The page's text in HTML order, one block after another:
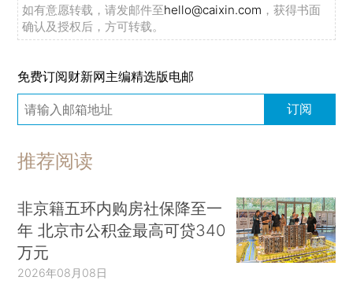
如有意愿转载，请发邮件至hello@caixin.com ，获得书面
确认及授权后，方可转载。
免费订阅财新网主编精选版电邮
订阅
推荐阅读
非京籍五环内购房社保降至一
年 北京市公积金最高可贷340
万元
2026年08月08日